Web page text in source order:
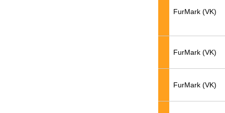
FurMark (VK)
FurMark (VK)
FurMark (VK)